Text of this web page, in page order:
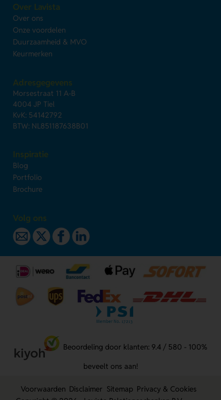
Over Lavista
Over ons
Onze voordelen
Duurzaamheid & MVO
Keurmerken
Adresgegevens
Morsestraat 11 A-B
4004 JP Tiel
KvK: 54142792
BTW: NL851187638B01
Inspiratie
Blog
Portfolio
Brochure
Volg ons
Beoordeling door klanten: 9.4 / 580 - 100%
beveelt ons aan!
Voorwaarden Disclaimer Sitemap Privacy & Cookies